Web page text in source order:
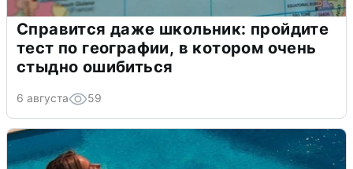
Справится даже школьник: пройдите
тест по географии, в котором очень
стыдно ошибиться
6 августа 59